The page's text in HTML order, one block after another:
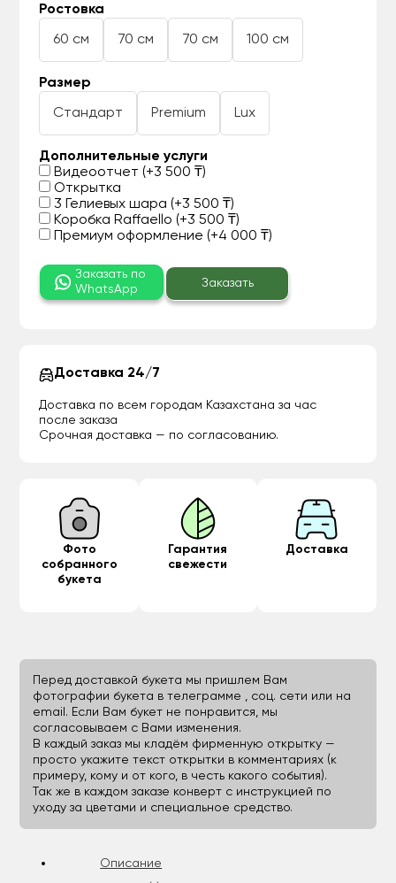
Ростовка
60 см 70 см 70 см 100 см
Размер
Стандарт Premium Lux
Дополнительные услуги
Видеоотчет (+3 500 ₸)
Открытка
3 Гелиевых шара (+3 500 ₸)
Коробка Raffaello (+3 500 ₸)
Премиум оформление (+4 000 ₸)
Заказать по
WhatsApp
Заказать
Доставка 24/7
Доставка по всем городам Казахстана за час
после заказа
Срочная доставка — по согласованию.
Фото
собранного
букета
Гарантия
свежести
Доставка
Перед доставкой букета мы пришлем Вам
фотографии букета в телеграмме , соц. сети или на
email. Если Вам букет не понравится, мы
согласовываем с Вами изменения.
В каждый заказ мы кладём фирменную открытку —
просто укажите текст открытки в комментариях (к
примеру, кому и от кого, в честь какого события).
Так же в каждом заказе конверт с инструкцией по
уходу за цветами и специальное средство.
Описание